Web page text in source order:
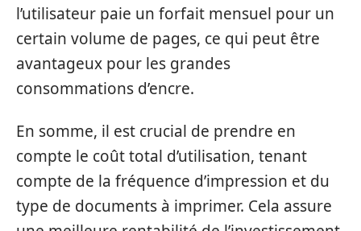
l’utilisateur paie un forfait mensuel pour un
certain volume de pages, ce qui peut être
avantageux pour les grandes
consommations d’encre.
En somme, il est crucial de prendre en
compte le coût total d’utilisation, tenant
compte de la fréquence d’impression et du
type de documents à imprimer. Cela assure